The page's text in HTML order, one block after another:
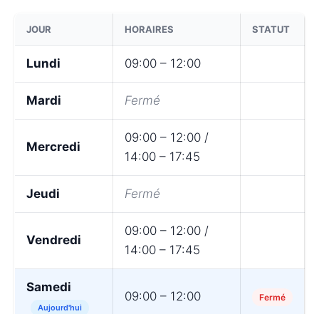
JOUR HORAIRES STATUT
Lundi 09:00 – 12:00
Mardi Fermé
Mercredi
09:00 – 12:00 /
14:00 – 17:45
Jeudi Fermé
Vendredi
09:00 – 12:00 /
14:00 – 17:45
Samedi
Aujourd'hui
09:00 – 12:00 Fermé